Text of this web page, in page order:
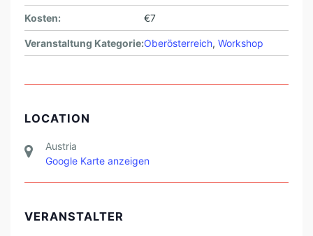
Kosten: €7
Veranstaltung Kategorie:Oberösterreich, Workshop
LOCATION
Austria
Google Karte anzeigen
VERANSTALTER